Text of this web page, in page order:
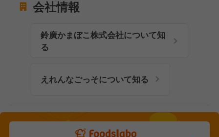
会社情報
鈴廣かまぼこ株式会社について知
る
えれんなごっそについて知る